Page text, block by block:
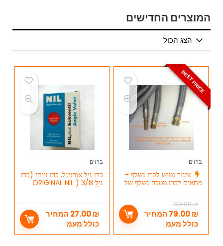
המוצרים החדישים
הצג הכול
BEST PRICE
ברזים
צינור גמיש לברז נשלף –
מתאים לברז מטבח נשלף של
120.00₪
79.00₪
המחיר
כולל מעמ
ברזים
ברז ניל אורגינל, ברז זויתי (ברז
ניל ORIGINAL NIL ) 3/8
27.00₪
המחיר
כולל מעמ